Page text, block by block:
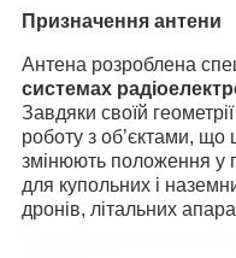
Призначення антени
Антена розроблена
системах
Завдяки своїй
роботу з об’єктами,
змінюють положення у
для купольних і
дронів, літальних